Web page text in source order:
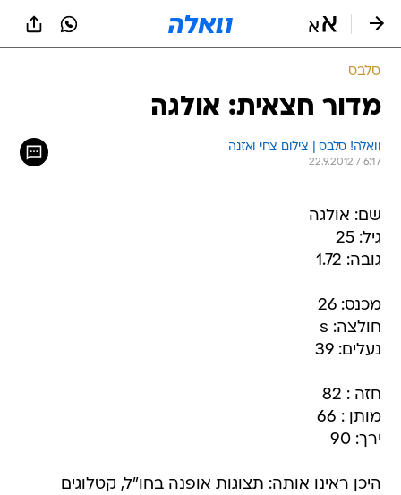
סלבס
מדור חצאית: אולגה
וואלה! סלבס | צילום צחי ואזנה
22.9.2012 / 6:17
שם: אולגה
גיל: 25
גובה: 1.72
מכנס: 26
חולצה: s
נעלים: 39
חזה : 82
מותן : 66
ירך: 90
היכן ראינו אותה: תצוגות אופנה בחו"ל, קטלוגים